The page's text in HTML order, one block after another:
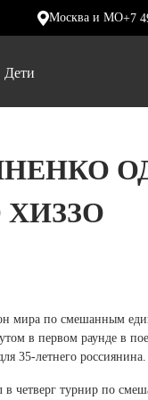
Москва и МО+7
Дети
Томская
Тульская
округ (3)
мира по смешанным
в первом раунде в
35-летнего россиянина.
четверг турнир по